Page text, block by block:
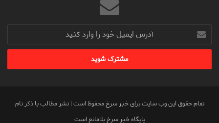
آدرس
ایمیل
خود
وارد
تمام حقوق این وب سایت برای خبر سرخ محفوظ است | نشر مطالب با ذکر نام
پایگاه خبر سرخ بلامانع است